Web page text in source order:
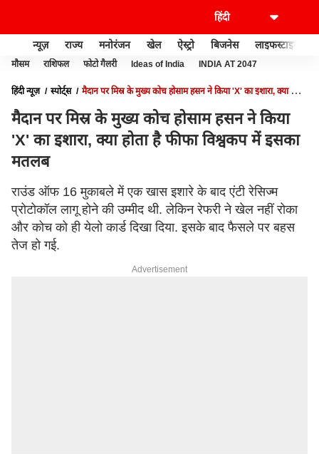
न्यूज़ राज्य मनोरंजन खेल ऐस्ट्रो बिजनेस लाइफस्टाइल
मौसम राशिफल फोटो गैलरी Ideas of India INDIA AT 2047
हिंदी न्यूज़ स्पोर्ट्स
मैदान पर मिस्र के मुख्य कोच होसाम हसन ने किया 'X' का इशारा, क्या होता
मैदान पर मिस्र के मुख्य कोच होसाम हसन ने किया
'X' का इशारा, क्या होता है फीफा विश्वकप में इसका
मतलब
राउंड ऑफ 16 मुकाबले में एक खास इशारे के बाद एंटी रेसिज्म
प्रोटोकॉल लागू होने की उम्मीद थी. लेकिन रेफरी ने खेल नहीं रोका
और कोच को ही येलो कार्ड दिखा दिया. इसके बाद फैसले पर बहस
तेज हो गई.
Advertisement